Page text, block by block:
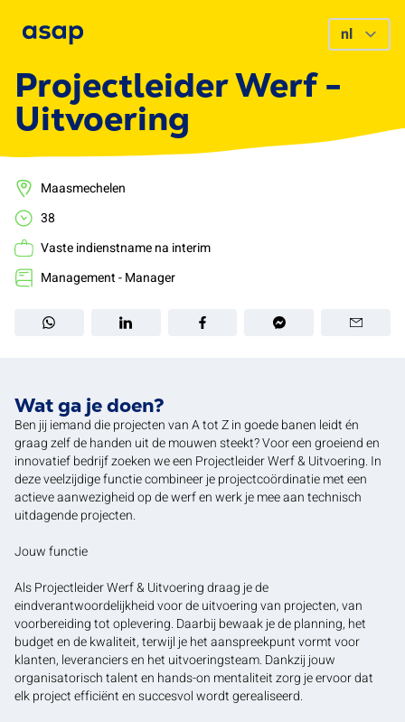
Projectleider Werf -
Uitvoering
Maasmechelen
38
Vaste indienstname na interim
Management - Manager
Wat ga je doen?
Ben jij iemand die projecten van A tot Z in goede banen leidt én
graag zelf de handen uit de mouwen steekt? Voor een groeiend en
innovatief bedrijf zoeken we een Projectleider Werf & Uitvoering. In
deze veelzijdige functie combineer je projectcoördinatie met een
actieve aanwezigheid op de werf en werk je mee aan technisch
uitdagende projecten.
Jouw functie
Als Projectleider Werf & Uitvoering draag je de
eindverantwoordelijkheid voor de uitvoering van projecten, van
voorbereiding tot oplevering. Daarbij bewaak je de planning, het
budget en de kwaliteit, terwijl je het aanspreekpunt vormt voor
klanten, leveranciers en het uitvoeringsteam. Dankzij jouw
organisatorisch talent en hands-on mentaliteit zorg je ervoor dat
elk project efficiënt en succesvol wordt gerealiseerd.